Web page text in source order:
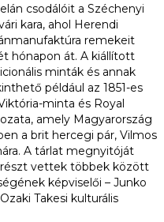
csodálóit a Széchenyi
kara, ahol Herendi
remekeit
hónapon át. A kiállított
minták és annak
például az 1851-es
minta és Royal
amely Magyarország
a brit hercegi pár, Vilmos
A tárlat megnyitóját
vettek többek között
képviselői – Junko
Takesi kulturális